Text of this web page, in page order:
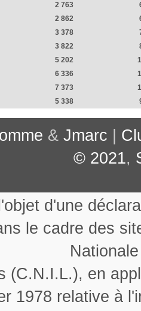
2 763
2 862
3 378
3 822
5 202
6 336
7 373
5 338
& Jmarc
© 2021,
d'une
le cadre des
(C.N.I.L.), en
1978 relative à